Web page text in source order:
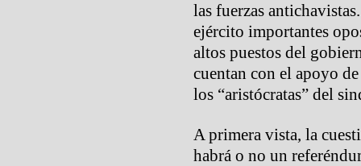
las fuerzas
ejército importantes
altos puestos del
cuentan con el apoyo
los “aristócratas” del
A primera vista, la
habrá o no un